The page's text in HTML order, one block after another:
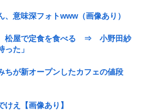
、意味深フォトwww（画像あり）
、松屋で定食を食べる ⇒ 小野田紗
った」
ちが新オープンしたカフェの値段
けえ【画像あり】